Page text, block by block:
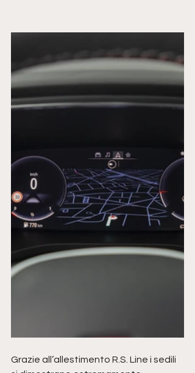
Grazie all’allestimento R.S. Line i sedili